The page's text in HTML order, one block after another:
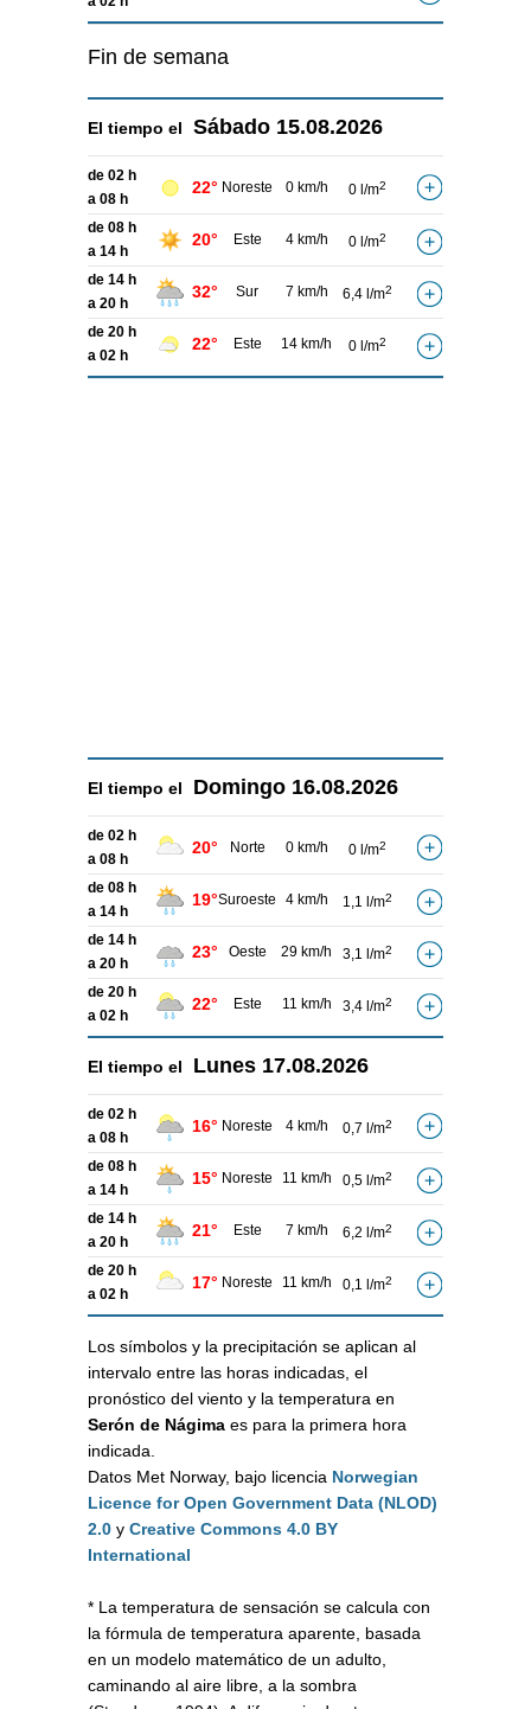
Fin de semana
El tiempo el Sábado 15.08.2026
de 02 h
a 08 h
22° Noreste 0 km/h 0 l/m2
de 08 h
a 14 h
20° Este 4 km/h 0 l/m2
de 14 h
a 20 h
32° Sur 7 km/h 6,4 l/m2
de 20 h
a 02 h
22° Este 14 km/h 0 l/m2
El tiempo el Domingo 16.08.2026
de 02 h
a 08 h
20° Norte 0 km/h 0 l/m2
de 08 h
a 14 h
19°Suroeste 4 km/h 1,1 l/m2
de 14 h
a 20 h
23° Oeste 29 km/h 3,1 l/m2
de 20 h
a 02 h
22° Este 11 km/h 3,4 l/m2
El tiempo el Lunes 17.08.2026
de 02 h
a 08 h
16° Noreste 4 km/h 0,7 l/m2
de 08 h
a 14 h
15° Noreste 11 km/h 0,5 l/m2
de 14 h
a 20 h
21° Este 7 km/h 6,2 l/m2
de 20 h
a 02 h
17° Noreste 11 km/h 0,1 l/m2
Los símbolos y la precipitación se aplican al
intervalo entre las horas indicadas, el
pronóstico del viento y la temperatura en
Serón de Nágima es para la primera hora
indicada.
Datos Met Norway, bajo licencia Norwegian
Licence for Open Government Data (NLOD)
2.0 y Creative Commons 4.0 BY
International
* La temperatura de sensación se calcula con
la fórmula de temperatura aparente, basada
en un modelo matemático de un adulto,
caminando al aire libre, a la sombra